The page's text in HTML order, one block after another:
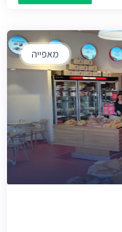
מאפייה